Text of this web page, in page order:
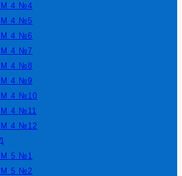
4 №4
4 №5
4 №6
4 №7
4 №8
4 №9
4 №10
4 №11
4 №12
5 №1
5 №2